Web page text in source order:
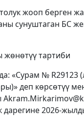
жооп берген
сунуштаган БС
жөнөтүү тартиби
«Сурам № R29123
деп көрсөтүү
дарегине 2026-